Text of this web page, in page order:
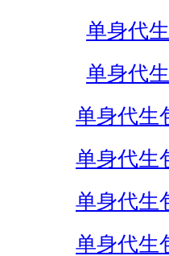
单身代
单身代
单身代生
单身代生
单身代生
单身代生